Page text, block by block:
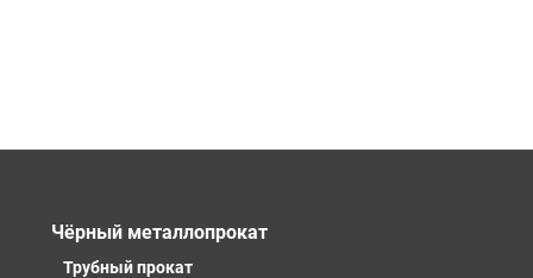
Чёрный металлопрокат
Трубный прокат